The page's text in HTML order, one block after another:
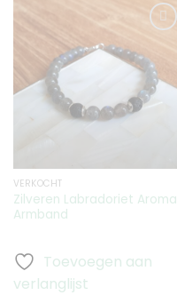
Toevoegen
aan
verlanglijst
VERKOCHT
Zilveren Labradoriet Aroma
Armband
Toevoegen aan
verlanglijst